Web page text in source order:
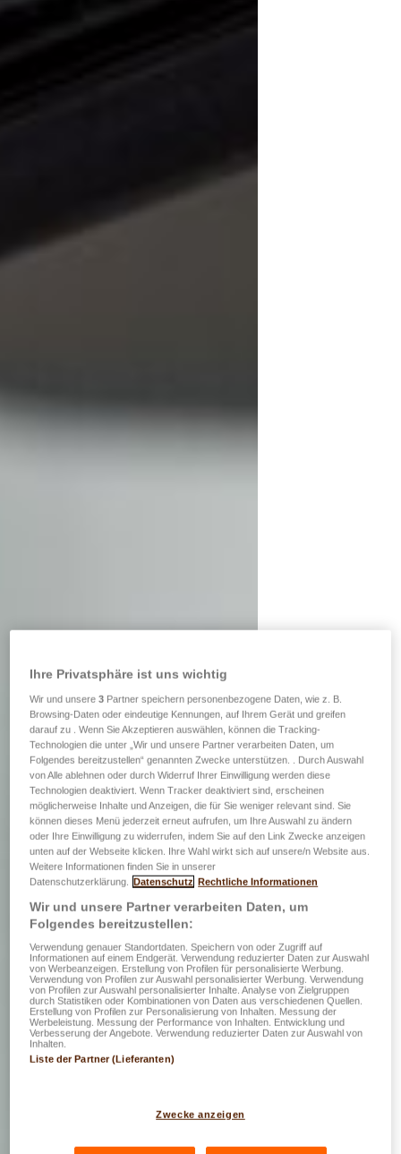
Ihre Privatsphäre ist uns wichtig
Wir und unsere3 Partner speichern personenbezogene Daten, wie z. B.
Browsing-Daten oder eindeutige Kennungen, auf Ihrem Gerät und greifen
darauf zu . Wenn Sie Akzeptieren auswählen, können die Tracking-
Technologien die unter „Wir und unsere Partner verarbeiten Daten, um
Folgendes bereitzustellen“ genannten Zwecke unterstützen. . Durch Auswahl
von Alle ablehnen oder durch Widerruf Ihrer Einwilligung werden diese
Technologien deaktiviert. Wenn Tracker deaktiviert sind, erscheinen
möglicherweise Inhalte und Anzeigen, die für Sie weniger relevant sind. Sie
können dieses Menü jederzeit erneut aufrufen, um Ihre Auswahl zu ändern
oder Ihre Einwilligung zu widerrufen, indem Sie auf den Link Zwecke anzeigen
unten auf der Webseite klicken. Ihre Wahl wirkt sich auf unsere/n Website aus.
Weitere Informationen finden Sie in unserer
Datenschutzerklärung. Datenschutz Rechtliche Informationen
Wir und unsere Partner verarbeiten Daten, um
Folgendes bereitzustellen:
Verwendung genauer Standortdaten. Speichern von oder Zugriff auf
Informationen auf einem Endgerät. Verwendung reduzierter Daten zur Auswahl
von Werbeanzeigen. Erstellung von Profilen für personalisierte Werbung.
Verwendung von Profilen zur Auswahl personalisierter Werbung. Verwendung
von Profilen zur Auswahl personalisierter Inhalte. Analyse von Zielgruppen
durch Statistiken oder Kombinationen von Daten aus verschiedenen Quellen.
Erstellung von Profilen zur Personalisierung von Inhalten. Messung der
Werbeleistung. Messung der Performance von Inhalten. Entwicklung und
Verbesserung der Angebote. Verwendung reduzierter Daten zur Auswahl von
Inhalten.
Liste der Partner (Lieferanten)
Zwecke anzeigen